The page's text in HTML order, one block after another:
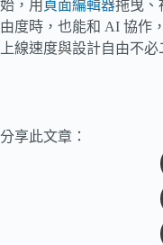
始，用 頁面編輯器拖曳、
由度時，也能和 AI 協作
上線速度與設計自由不必
分享此文章：